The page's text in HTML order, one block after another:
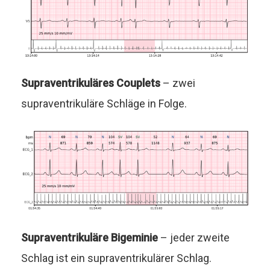
Supraventrikuläres Couplets – zwei
supraventrikuläre Schläge in Folge.
Supraventrikuläre Bigeminie – jeder zweite
Schlag ist ein supraventrikulärer Schlag.